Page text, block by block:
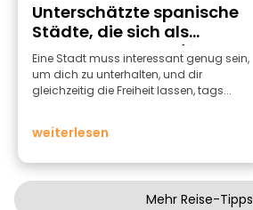
Unterschätzte spanische
Städte, die sich als
Ausgangspunkte für
Reisen eignen
Eine Stadt muss interessant genug sein,
um dich zu unterhalten, und dir
gleichzeitig die Freiheit lassen, tags...
weiterlesen
Mehr Reise-Tipps